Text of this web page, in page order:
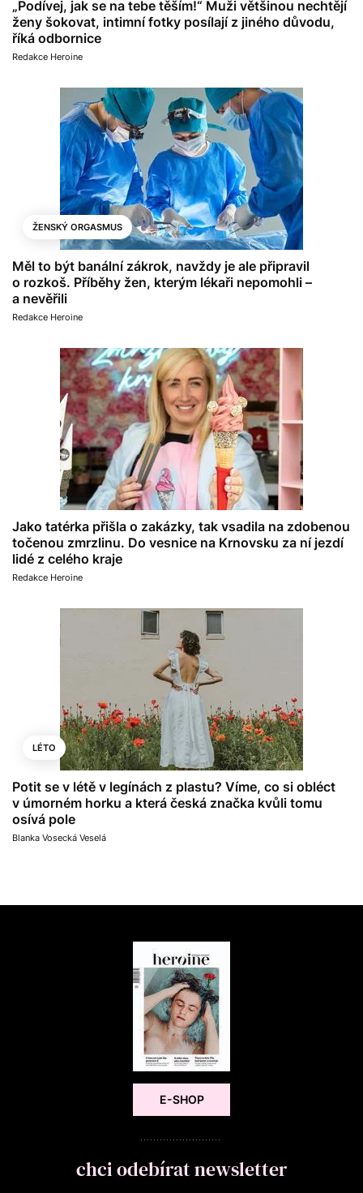
„Podívej, jak se na tebe těším!“ Muži většinou nechtějí
ženy šokovat, intimní fotky posílají z jiného důvodu,
říká odbornice
Redakce Heroine
ŽENSKÝ ORGASMUS
Měl to být banální zákrok, navždy je ale připravil
o rozkoš. Příběhy žen, kterým lékaři nepomohli –
a nevěřili
Redakce Heroine
Jako tatérka přišla o zakázky, tak vsadila na zdobenou
točenou zmrzlinu. Do vesnice na Krnovsku za ní jezdí
lidé z celého kraje
Redakce Heroine
LÉTO
Potit se v létě v legínách z plastu? Víme, co si obléct
v úmorném horku a která česká značka kvůli tomu
osívá pole
Blanka Vosecká Veselá
E-SHOP
chci odebírat newsletter